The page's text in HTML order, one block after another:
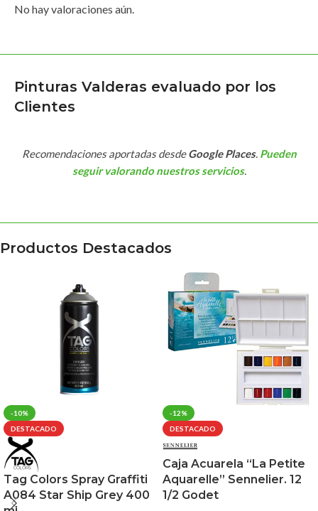
No hay valoraciones aún.
Pinturas Valderas evaluado por los
Clientes
Recomendaciones aportadas desdeGoogle Places. Pueden
seguir valorando nuestros servicios.
Productos Destacados
-10%
DESTACADO
Tag Colors Spray Graffiti
A084 Star Ship Grey 400
-12%
DESTACADO
Caja Acuarela “La Petite
Aquarelle” Sennelier. 12
1/2 Godet